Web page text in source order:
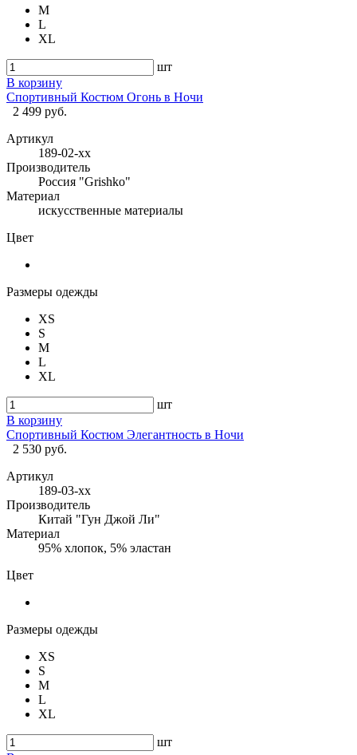
M
L
XL
шт
В корзину
Спортивный Костюм Огонь в Ночи
2 499 руб.
Артикул
189-02-хх
Производитель
Россия "Grishko"
Материал
искусственные материалы
Цвет
Размеры одежды
XS
S
M
L
XL
шт
В корзину
Спортивный Костюм Элегантность в Ночи
2 530 руб.
Артикул
189-03-хх
Производитель
Китай "Гун Джой Ли"
Материал
95% хлопок, 5% эластан
Цвет
Размеры одежды
XS
S
M
L
XL
шт